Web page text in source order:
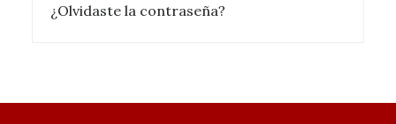
¿Olvidaste la contraseña?